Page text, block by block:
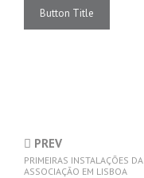
Button Title
PREV
PRIMEIRAS INSTALAÇÕES DA
ASSOCIAÇÃO EM LISBOA